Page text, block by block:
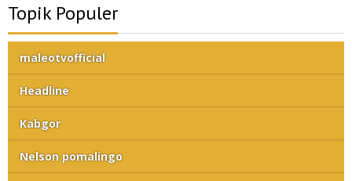
Topik Populer
maleotvofficial
Headline
Kabgor
Nelson pomalingo